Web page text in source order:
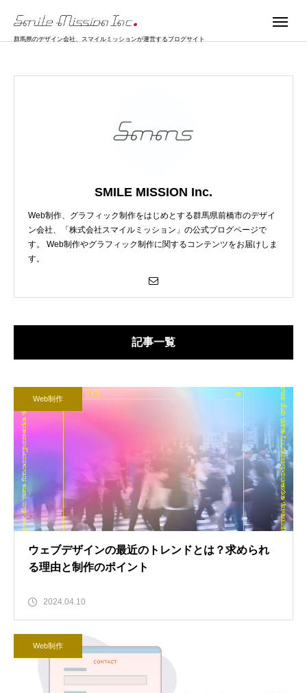
群馬県のデザイン会社、スマイルミッションが運営するブログサイト
SMILE MISSION Inc.
Web制作、グラフィック制作をはじめとする群馬県前橋市のデザイ
ン会社、「株式会社スマイルミッション」の公式ブログページで
す。 Web制作やグラフィック制作に関するコンテンツをお届けしま
す。
記事一覧
Web制作
ウェブデザインの最近のトレンドとは？求められ
る理由と制作のポイント
2024.04.10
Web制作